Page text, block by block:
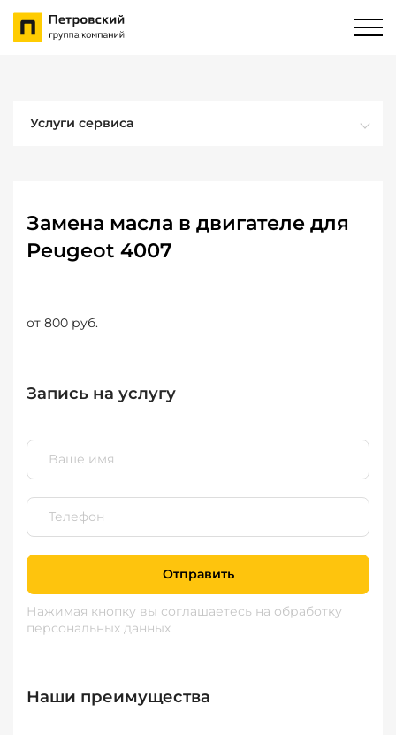
Услуги сервиса
Замена масла в двигателе для
Peugeot 4007
от 800 руб.
Запись на услугу
Отправить
Нажимая кнопку вы соглашаетесь на обработку
персональных данных
Наши преимущества